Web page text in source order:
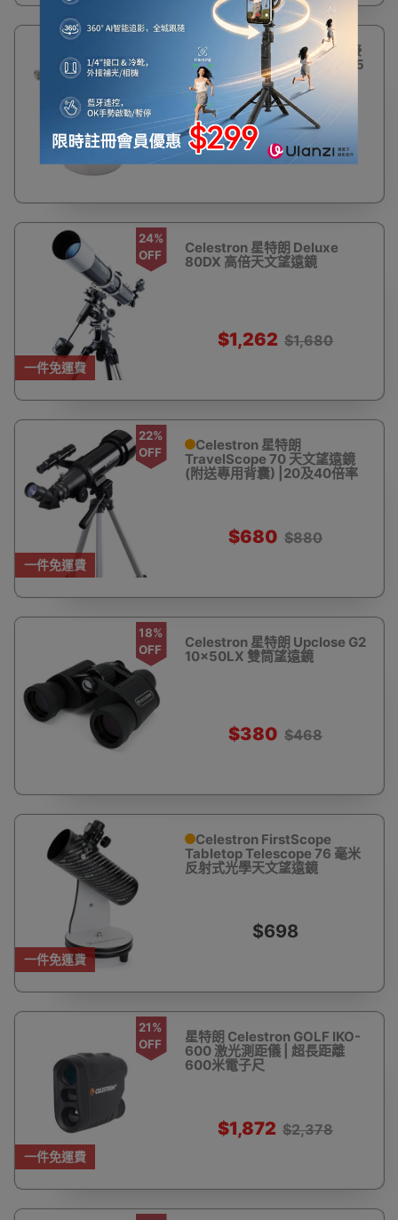
OFF
星特朗CELESTRON 相機轉接
筒 T-Adaptor (M42螺紋/1.25
英寸) | 延長焦距套筒
$154 $200
一件免運費
24%
OFF
Celestron 星特朗 Deluxe
80DX 高倍天文望遠鏡
$1,262 $1,680
一件免運費
22%
OFF
Celestron 星特朗
TravelScope 70 天文望遠鏡
(附送專用背囊) |20及40倍率
$680 $880
18%
OFF
Celestron 星特朗 Upclose G2
10x50LX 雙筒望遠鏡
$380 $468
一件免運費
Celestron FirstScope
Tabletop Telescope 76 毫米
反射式光學天文望遠鏡
$698
一件免運費
21%
OFF
星特朗 Celestron GOLF IKO-
600 激光測距儀 | 超長距離
600米電子尺
$1,872 $2,378